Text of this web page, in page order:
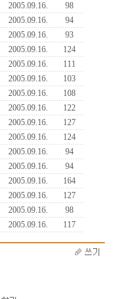
2005.09.16.
98
2005.09.16.
94
2005.09.16.
93
2005.09.16.
124
2005.09.16.
111
2005.09.16.
103
2005.09.16.
108
2005.09.16.
122
2005.09.16.
127
2005.09.16.
124
2005.09.16.
94
2005.09.16.
94
2005.09.16.
164
2005.09.16.
127
2005.09.16.
98
2005.09.16. 117